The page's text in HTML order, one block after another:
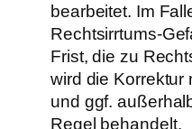
bearbeitet. Im
Rechtsirrtums-
Frist, die zu
wird die Korrektur
und ggf.
Regel behandelt.